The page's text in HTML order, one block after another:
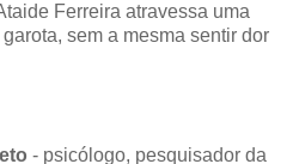
Ferreira atravessa uma
sem a mesma sentir dor
- psicólogo, pesquisador da